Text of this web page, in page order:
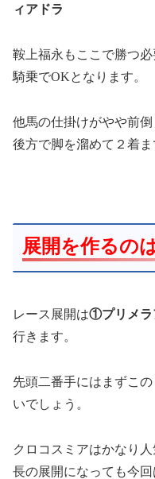
ィアドラ
鞍上福永もここで勝つ
騎乗でOKとなります。
他馬の仕掛けがやや前
後方で脚を溜めて２着
展開を作るの
レース展開は①プリメラ
行きます。
先頭二番手にはまずこ
いでしょう。
クロコスミアはかなり
長の展開になっても今